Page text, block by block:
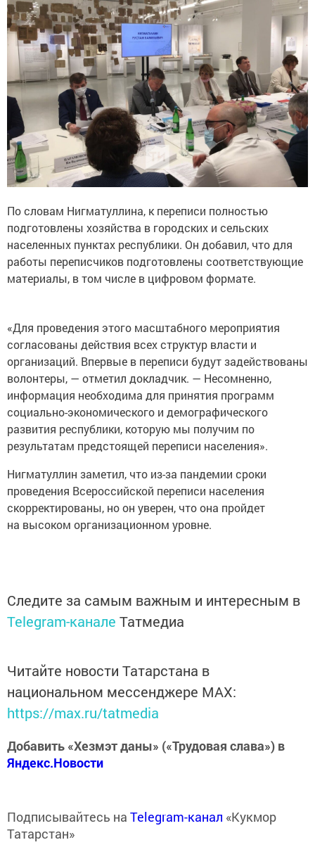
По словам Нигматуллина, к переписи полностью
подготовлены хозяйства в городских и сельских
населенных пунктах республики. Он добавил, что для
работы переписчиков подготовлены соответствующие
материалы, в том числе в цифровом формате.
«Для проведения этого масштабного мероприятия
согласованы действия всех структур власти и
организаций. Впервые в переписи будут задействованы
волонтеры, — отметил докладчик. — Несомненно,
информация необходима для принятия программ
социально-экономического и демографического
развития республики, которую мы получим по
результатам предстоящей переписи населения».
Нигматуллин заметил, что из-за пандемии сроки
проведения Всероссийской переписи населения
скорректированы, но он уверен, что она пройдет
на высоком организационном уровне.
Следите за самым важным и интересным в
Telegram-канале Татмедиа
Читайте новости Татарстана в
национальном мессенджере MАХ:
https://max.ru/tatmedia
Добавить «Хезмэт даны» («Трудовая слава») в
Яндекс.Новости
Подписывайтесь на Telegram-канал «Кукмор
Татарстан»